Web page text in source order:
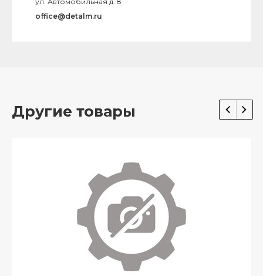
office@detalm.ru
Другие товары